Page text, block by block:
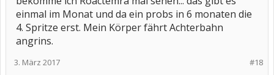
einmal im Monat und da ein probs in 6 monaten die
4. Spritze erst. Mein Körper fährt Achterbahn
angrins.
#18
3. März 2017